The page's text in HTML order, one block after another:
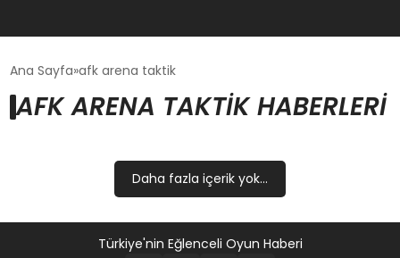
GÜNCEL
OYUN HABERLERI
EĞITIM
Ana Sayfa afk arena taktik
AFK ARENA TAKTIK HABERLERI
Daha fazla içerik yok...
Türkiye'nin Eğlenceli Oyun Haberi